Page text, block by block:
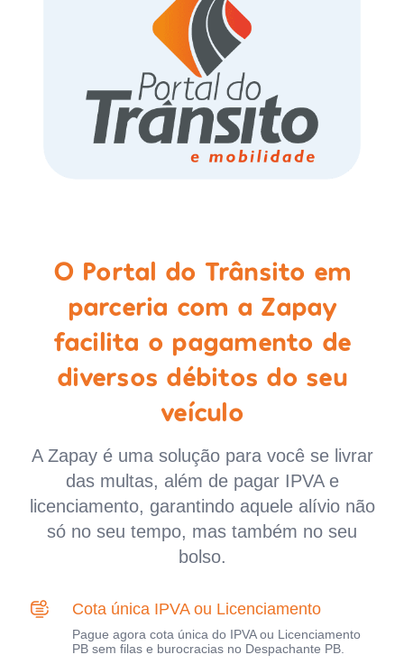
O Portal do Trânsito em
parceria com a Zapay
facilita o pagamento de
diversos débitos do seu
veículo
A Zapay é uma solução para você se livrar
das multas, além de pagar IPVA e
licenciamento, garantindo aquele alívio não
só no seu tempo, mas também no seu
bolso.
Cota única IPVA ou Licenciamento
Pague agora cota única do IPVA ou Licenciamento
PB sem filas e burocracias no Despachante PB.